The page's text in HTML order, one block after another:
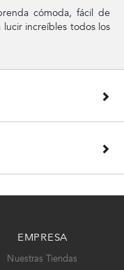
cómoda, fácil de
increíbles todos los
EMPRESA
Nuestras Tiendas